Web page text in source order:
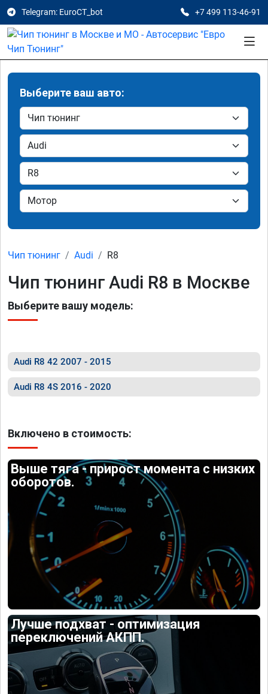
Telegram: EuroCT_bot +7 499 113-46-91
Выберите ваш авто:
Чип тюнинг Audi R8
Чип тюнинг Audi R8 в Москве
Выберите вашу модель:
Audi R8 42 2007 - 2015
Audi R8 4S 2016 - 2020
Включено в стоимость:
Выше тяга - прирост момента с низких
оборотов.
Лучше подхват - оптимизация
переключений АКПП.